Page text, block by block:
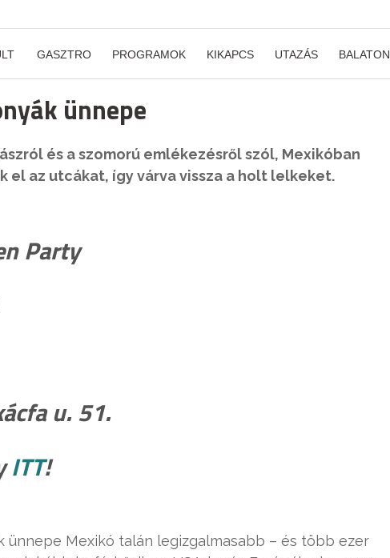
GASZTRO PROGRAMOK KIKAPCS UTAZÁS BALATON
ünnepe
és a szomorú emlékezésről szól, Mexikóban
el az utcákat, így várva vissza a holt lelkeket.
Party
u. 51.
ITT!
ünnepe Mexikó talán legizgalmasabb – és több ezer